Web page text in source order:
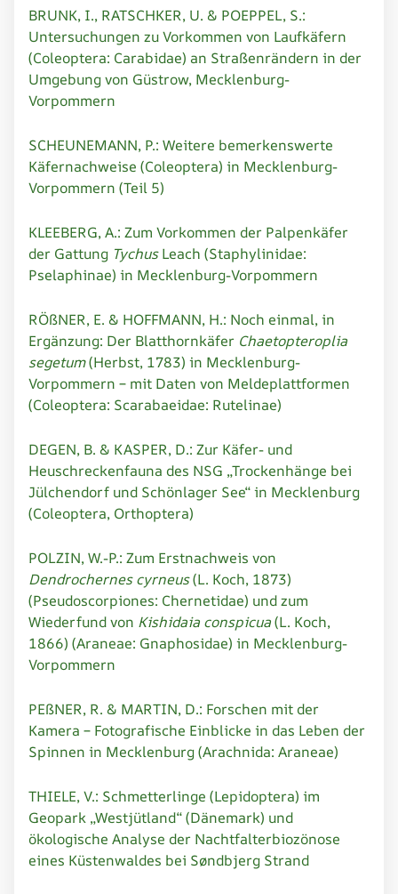
BRUNK, I., RATSCHKER, U. & POEPPEL, S.:
Untersuchungen zu Vorkommen von Laufkäfern
(Coleoptera: Carabidae) an Straßenrändern in der
Umgebung von Güstrow, Mecklenburg-
Vorpommern
SCHEUNEMANN, P.: Weitere bemerkenswerte
Käfernachweise (Coleoptera) in Mecklenburg-
Vorpommern (Teil 5)
KLEEBERG, A.: Zum Vorkommen der Palpenkäfer
der Gattung TychusLeach (Staphylinidae:
Pselaphinae) in Mecklenburg-Vorpommern
RÖßNER, E. & HOFFMANN, H.: Noch einmal, in
Ergänzung: Der Blatthornkäfer Chaetopteroplia
segetum(Herbst, 1783) in Mecklenburg-
Vorpommern – mit Daten von Meldeplattformen
(Coleoptera: Scarabaeidae: Rutelinae)
DEGEN, B. & KASPER, D.: Zur Käfer- und
Heuschreckenfauna des NSG „Trockenhänge bei
Jülchendorf und Schönlager See“ in Mecklenburg
(Coleoptera, Orthoptera)
POLZIN, W.-P.: Zum Erstnachweis von
Dendrochernes cyrneus(L. Koch, 1873)
(Pseudoscorpiones: Chernetidae) und zum
Wiederfund von Kishidaia conspicua(L. Koch,
1866) (Araneae: Gnaphosidae) in Mecklenburg-
Vorpommern
PEßNER, R. & MARTIN, D.: Forschen mit der
Kamera – Fotografische Einblicke in das Leben der
Spinnen in Mecklenburg (Arachnida: Araneae)
THIELE, V.: Schmetterlinge (Lepidoptera) im
Geopark „Westjütland“ (Dänemark) und
ökologische Analyse der Nachtfalterbiozönose
eines Küstenwaldes bei Søndbjerg Strand